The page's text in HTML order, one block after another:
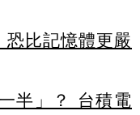
恐比記憶體更嚴
半」？ 台積電